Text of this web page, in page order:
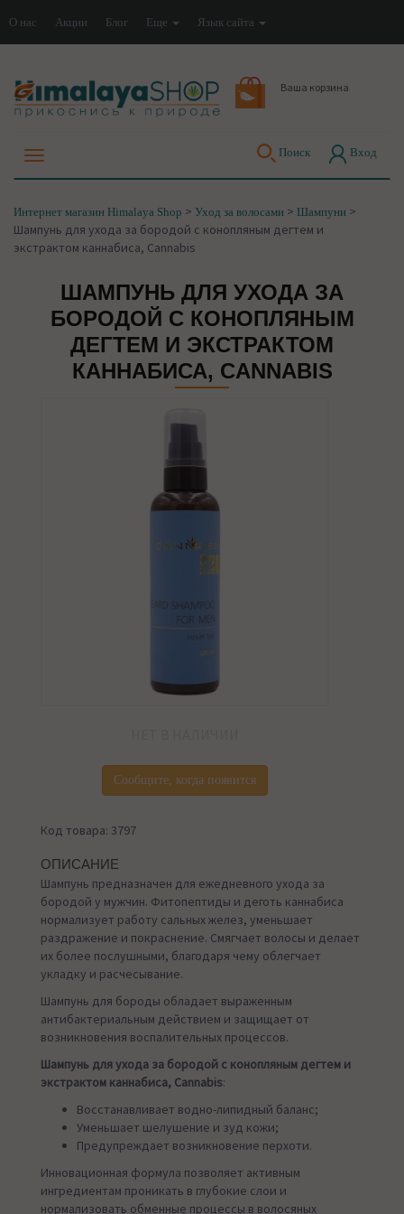
О нас Акции Блог Еще Язык сайта
Ваша корзина
Поиск Вход
Интернет магазин Himalaya Shop > Уход за волосами > Шампуни >
Шампунь для ухода за бородой с конопляным дегтем и
экстрактом каннабиса, Cannabis
ШАМПУНЬ ДЛЯ УХОДА ЗА
БОРОДОЙ С КОНОПЛЯНЫМ
ДЕГТЕМ И ЭКСТРАКТОМ
КАННАБИСА, CANNABIS
Сообщите, когда появится
Код товара: 3797
ОПИСАНИЕ
Шампунь предназначен для ежедневного ухода за
бородой у мужчин. Фитопептиды и деготь каннабиса
нормализует работу сальных желез, уменьшает
раздражение и покраснение. Смягчает волосы и делает
их более послушными, благодаря чему облегчает
укладку и расчесывание.
Шампунь для бороды обладает выраженным
антибактериальным действием и защищает от
возникновения воспалительных процессов.
Шампунь для ухода за бородой с конопляным дегтем и
экстрактом каннабиса, Cannabis:
Восстанавливает водно-липидный баланс;
Уменьшает шелушение и зуд кожи;
Предупреждает возникновение перхоти.
Инновационная формула позволяет активным
ингредиентам проникать в глубокие слои и
нормализовать обменные процессы в волосяных